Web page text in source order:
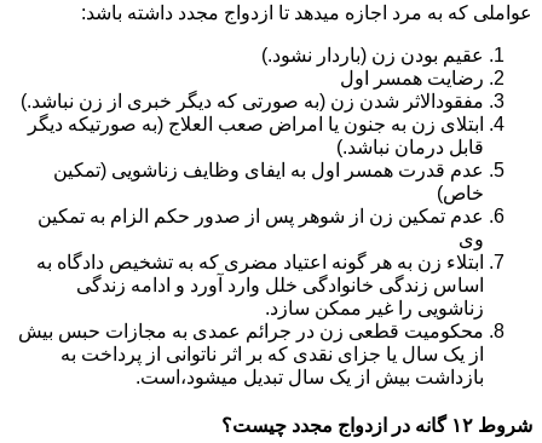
عواملی که به مرد اجازه میدهد تا ازدواج مجدد داشته باشد:
عقیم بودن زن (باردار نشود.)
رضایت همسر اول
مفقودالاثر شدن زن (به صورتی که دیگر خبری از زن نباشد.)
ابتلای زن به جنون یا امراض صعب العلاج (به صورتیکه دیگر
قابل درمان نباشد.)
عدم قدرت همسر اول به ایفای وظایف زناشویی (تمکین
خاص)
عدم تمکین زن از شوهر پس از صدور حکم الزام به تمکین
وی
ابتلاء زن به هر گونه اعتیاد مضری که به تشخیص دادگاه به
اساس زندگی خانوادگی خلل وارد آورد و ادامه زندگی
زناشویی را غیر ممکن سازد.
محکومیت قطعی زن در جرائم عمدی به مجازات حبس بیش
از یک سال یا جزای نقدی که بر اثر ناتوانی از پرداخت به
بازداشت بیش از یک سال تبدیل می‎شود،است.
شروط ۱۲ گانه در ازدواج مجدد چیست؟